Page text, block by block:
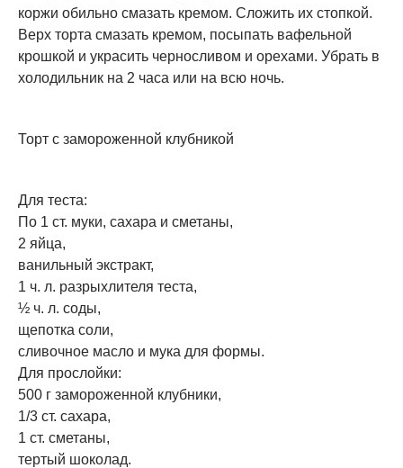
коржи обильно смазать кремом. Сложить их стопкой.
Верх торта смазать кремом, посыпать вафельной
крошкой и украсить черносливом и орехами. Убрать в
холодильник на 2 часа или на всю ночь.
Торт с замороженной клубникой
Для теста:
По 1 ст. муки, сахара и сметаны,
2 яйца,
ванильный экстракт,
1 ч. л. разрыхлителя теста,
½ ч. л. соды,
щепотка соли,
сливочное масло и мука для формы.
Для прослойки:
500 г замороженной клубники,
1/3 ст. сахара,
1 ст. сметаны,
тертый шоколад.